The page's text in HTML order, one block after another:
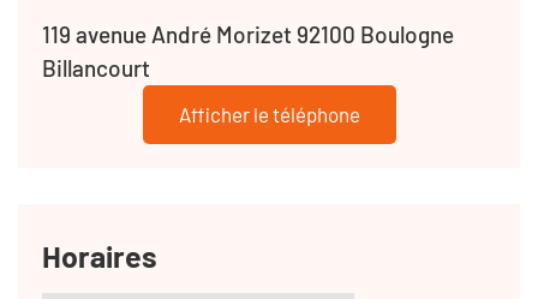
119 avenue André Morizet 92100 Boulogne
Billancourt
Afficher le téléphone
Horaires